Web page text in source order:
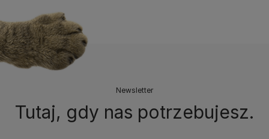
Newsletter
Tutaj, gdy nas potrzebujesz.